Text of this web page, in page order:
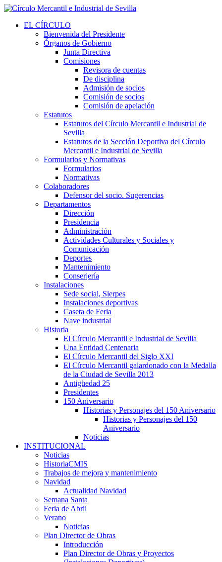
EL CÍRCULO
Bienvenida del Presidente
Órganos de Gobierno
Junta Directiva
Comisiones
Revisora de cuentas
De disciplina
Admisión de socios
Comisión de socios
Comisión de apelación
Estatutos
Estatutos del Círculo Mercantil e Industrial de
Sevilla
Estatutos de la Sección Deportiva del Círculo
Mercantil e Industrial de Sevilla
Formularios y Normativas
Formularios
Normativas
Colaboradores
Defensor del socio. Sugerencias
Departamentos
Dirección
Presidencia
Administración
Actividades Culturales y Sociales y
Comunicación
Deportes
Mantenimiento
Conserjería
Instalaciones
Sede social, Sierpes
Instalaciones deportivas
Caseta de Feria
Nave industrial
Historia
El Círculo Mercantil e Industrial de Sevilla
Una Entidad Centenaria
El Círculo Mercantil del Siglo XXI
El Círculo Mercantil galardonado con la Medalla
de la Ciudad de Sevilla 2013
Antigüedad 25
Presidentes
150 Aniversario
Historias y Personajes del 150 Aniversario
Historias y Personajes del 150
Aniversario
Noticias
INSTITUCIONAL
Noticias
HistoriaCMIS
Trabajos de mejora y mantenimiento
Navidad
Actualidad Navidad
Semana Santa
Feria de Abril
Verano
Noticias
Plan Director de Obras
Introducción
Plan Director de Obras y Proyectos